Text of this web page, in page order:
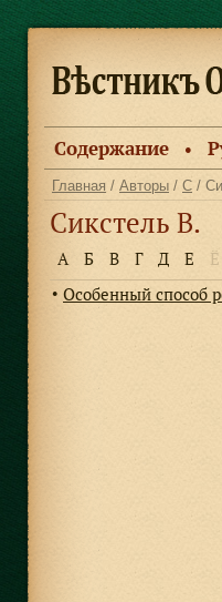
Содержание ●
Главная / Авторы / С /
Сикстель В.
А Б В Г Д Е Ё
● Особенный способ